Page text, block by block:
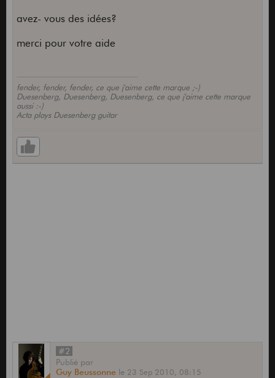
avez- vous des idées?
merci pour votre aide
fender, fender, fender, ce que j'aime cette marque ;-)
Duesenberg, Duesenberg, Duesenberg, ce que j'aime cette marque
aussi :-)
Acta plays Duesenberg guitar
#2
Publié par
Guy Beussonne le 23 Sep 2010, 08:15